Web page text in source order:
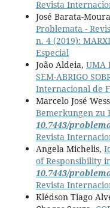
Revista
José Barata-
Problemata -
n. 4 (2019):
Especial
João Aldeia, UMA
SEM-ABRIGO
Internacional de
Marcelo José
Bemerkungen zu
10.7443/
Revista
Angela Michelis,
of Responsibility
10.7443/
Revista
Klédson Tiago